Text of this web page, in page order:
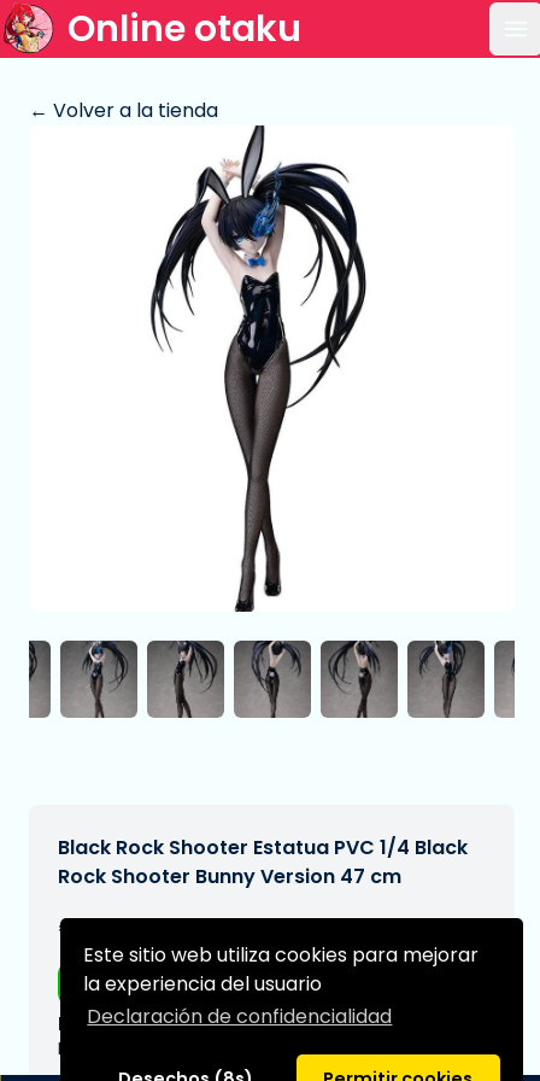
Este sitio web utiliza cookies para mejorar
la experiencia del usuario
Declaración de confidencialidad
Online otaku
← Volver a la tienda
Black Rock Shooter Estatua PVC 1/4 Black
Rock Shooter Bunny Version 47 cm
€355,98€444,97
Envío gratis
Fecha de entrega prevista:
N/A